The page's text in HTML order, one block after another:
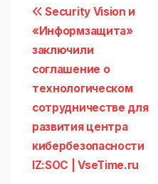
Навигация
по
записям
Security Vision и
«Информзащита»
заключили
соглашение о
технологическом
сотрудничестве для
развития центра
кибербезопасности
IZ:SOC | VseTime.ru